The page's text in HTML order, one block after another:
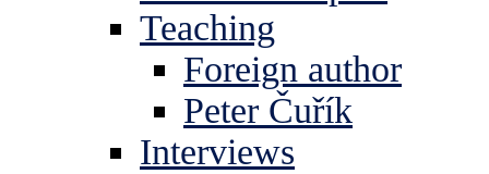
Teaching
Foreign author
Peter Čuřík
Interviews